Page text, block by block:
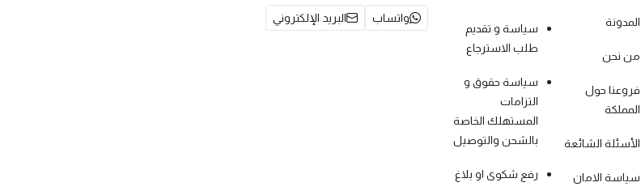
المدونة
من نحن
فروعنا حول
المملكة
الأسئلة الشائعة
سياسة الامان
سياسة و تقديم
طلب الاسترجاع
سياسة حقوق و
التزامات
المستهلك الخاصة
بالشحن والتوصيل
رفع شكوى او بلاغ
واتساب البريد الإلكتروني